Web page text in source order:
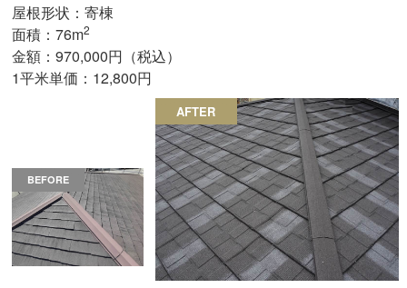
屋根形状：寄棟
面積：76m2
金額：970,000円（税込）
1平米単価：12,800円
BEFORE
AFTER